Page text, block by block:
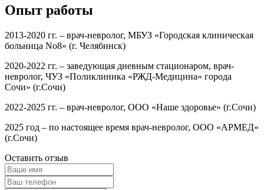
Опыт работы
2013-2020 гг. – врач-невролог, МБУЗ «Городская клиническая
больница No8» (г. Челябинск)
2020-2022 гг. – заведующая дневным стационаром, врач-
невролог, ЧУЗ «Поликлиника «РЖД-Медицина» города
Сочи» (г.Сочи)
2022-2025 гг. – врач-невролог, ООО «Наше здоровье» (г.Сочи)
2025 год – по настоящее время врач-невролог, ООО «АРМЕД»
(г.Сочи)
Оставить отзыв